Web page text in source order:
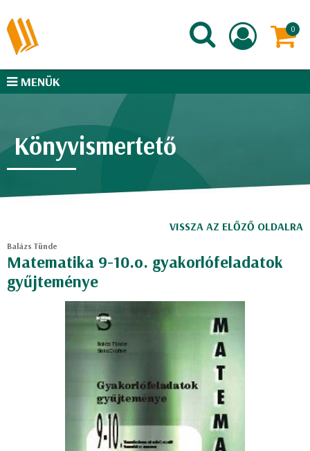
MENÜK
Könyvismertető
VISSZA AZ ELŐZŐ OLDALRA
Balázs Tünde
Matematika 9-10.o. gyakorlófeladatok
gyűjteménye